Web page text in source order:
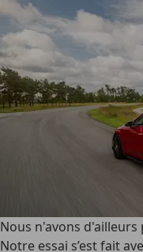
Nous n'avons d'ailleurs
Notre essai s’est fait